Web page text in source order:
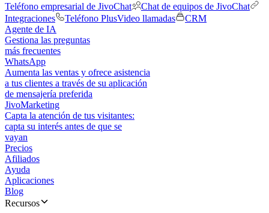
Teléfono empresarial de JivoChat
Chat de equipos de JivoChat
Integraciones
Teléfono PlusVideo llamadas
CRM
Agente de IA
Gestiona las preguntas
más frecuentes
WhatsApp
Aumenta las ventas y ofrece asistencia
a tus clientes a través de su aplicación
de mensajería preferida
JivoMarketing
Capta la atención de tus visitantes:
capta su interés antes de que se
vayan
Precios
Afiliados
Ayuda
Aplicaciones
Blog
Recursos